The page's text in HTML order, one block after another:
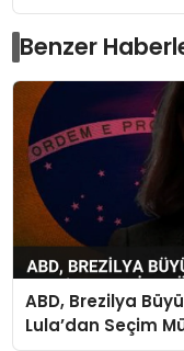
Benzer
ABD, Brezilya
Lula’dan Seçim